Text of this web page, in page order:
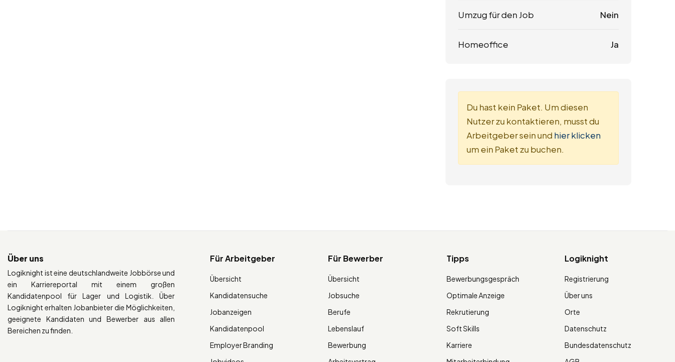
Umzug für den Job Nein
Homeoffice Ja
Du hast kein Paket. Um diesen
Nutzer zu kontaktieren, musst du
Arbeitgeber sein und hier klicken
um ein Paket zu buchen.
Über uns
Logiknight ist eine deutschlandweite Jobbörse und
ein Karriereportal mit einem großen
Kandidatenpool für Lager und Logistik. Über
Logiknight erhalten Jobanbieter die Möglichkeiten,
geeignete Kandidaten und Bewerber aus allen
Bereichen zu finden.
Für Arbeitgeber
Übersicht
Kandidatensuche
Jobanzeigen
Kandidatenpool
Employer Branding
Für Bewerber
Übersicht
Jobsuche
Berufe
Lebenslauf
Bewerbung
Tipps
Bewerbungsgespräch
Optimale Anzeige
Rekrutierung
Soft Skills
Karriere
Logiknight
Registrierung
Über uns
Orte
Datenschutz
Bundesdatenschutz